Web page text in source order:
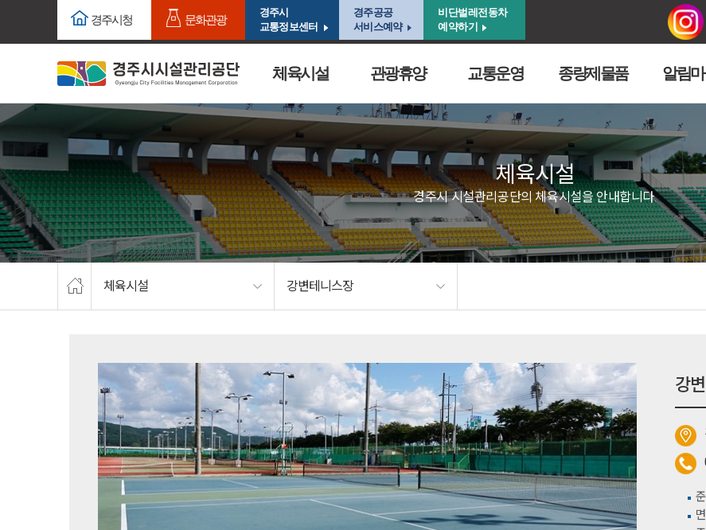
주요메뉴로 건너뛰기
경주시청 문화관광
경주시
교통정보센터
경주공공
서비스예약
비단벌레전동차
예약하기
체육시설 관광휴양 교통운영 종량제물품 알림
체육시설
경주시 시설관리공단의 체육시설을 안내합니다.
체육시설 강변테니스장
강